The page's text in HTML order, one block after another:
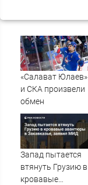
«Салават Юлаев»
и СКА произвели
обмен
Запад пытается
втянуть Грузию в
кровавые